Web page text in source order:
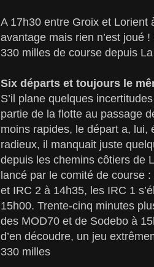
A 17h30 entre Groix et Lorient
avantage mais rien n’est joué
330 milles de course depuis
Six départs et toujours le
S’il plane quelques
partie de la flotte au passage
moins rapides, le départ a,
radieux, il manquait juste
depuis les chemins côtiers de
lancé par le comité de course
et IRC 2 à 14h35, les IRC 1
15h00. Trente-cinq minutes
des MOD70 et de Sodebo à
d’en découdre, un jeu
330 milles